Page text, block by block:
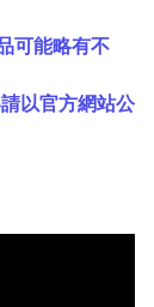
可能略有不
以官方網站公